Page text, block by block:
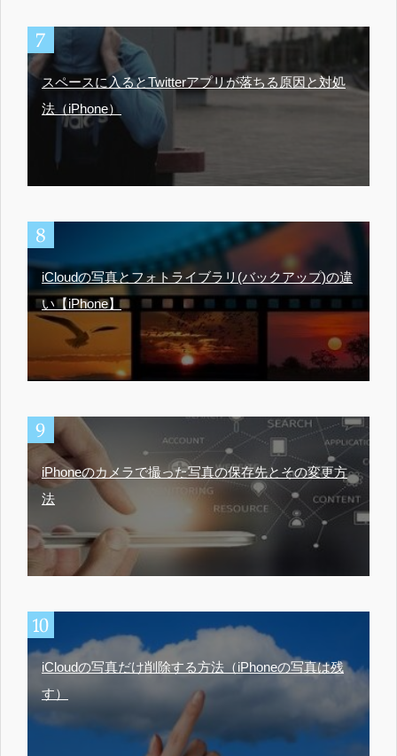
スペースに入るとTwitterアプリが落ちる原因と対処
法（iPhone）
iCloudの写真とフォトライブラリ(バックアップ)の違
い【iPhone】
iPhoneのカメラで撮った写真の保存先とその変更方
法
iCloudの写真だけ削除する方法（iPhoneの写真は残
す）